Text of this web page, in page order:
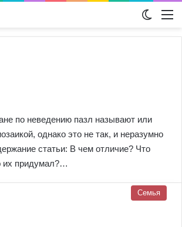
по неведению пазл называют или
однако это не так, и неразумно
статьи: В чем отличие? Что
их придумал?…
Семья